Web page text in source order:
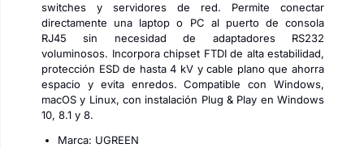
switches y servidores de red. Permite conectar
directamente una laptop o PC al puerto de consola
RJ45 sin necesidad de adaptadores RS232
voluminosos. Incorpora chipset FTDI de alta estabilidad,
protección ESD de hasta 4 kV y cable plano que ahorra
espacio y evita enredos. Compatible con Windows,
macOS y Linux, con instalación Plug & Play en Windows
10, 8.1 y 8.
Marca: UGREEN